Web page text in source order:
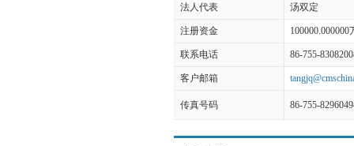
法人代表 汤双定
注册资金 100000.000000
联系电话 86-755-
客户邮箱
传真号码 86-755-